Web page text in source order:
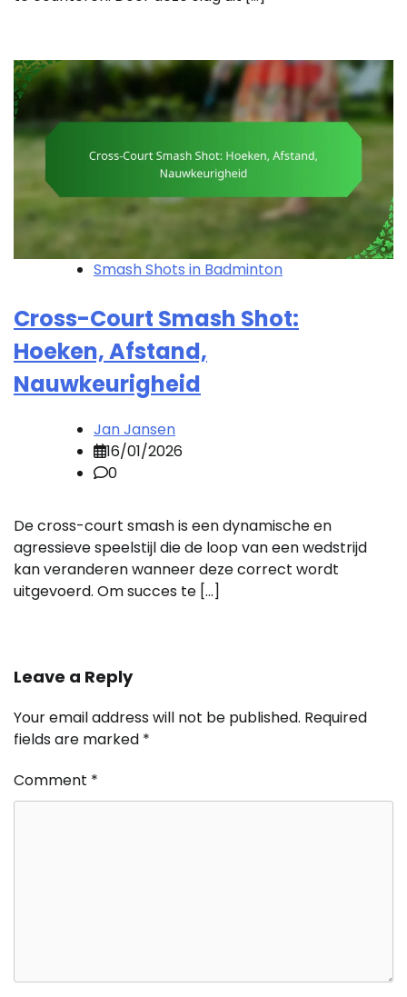
Smash Shots in Badminton
Cross-Court Smash Shot:
Hoeken, Afstand,
Nauwkeurigheid
Jan Jansen
16/01/2026
0
De cross-court smash is een dynamische en
agressieve speelstijl die de loop van een wedstrijd
kan veranderen wanneer deze correct wordt
uitgevoerd. Om succes te […]
Leave a Reply
Your email address will not be published. Required
fields are marked *
Comment *